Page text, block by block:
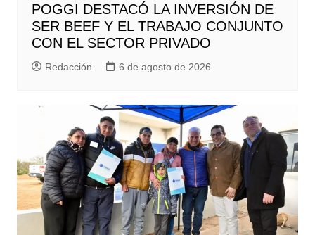
POGGI DESTACÓ LA INVERSIÓN DE
SER BEEF Y EL TRABAJO CONJUNTO
CON EL SECTOR PRIVADO
Redacción 6 de agosto de 2026